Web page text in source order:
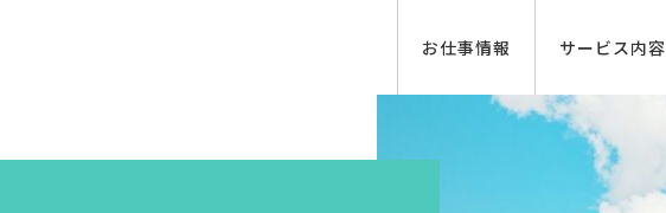
お仕事情報 サービス内容